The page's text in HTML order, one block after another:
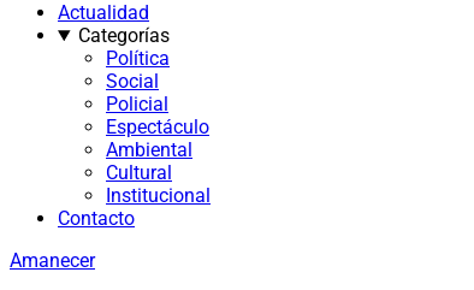
Actualidad
Categorías
Política
Social
Policial
Espectáculo
Ambiental
Cultural
Institucional
Contacto
Amanecer